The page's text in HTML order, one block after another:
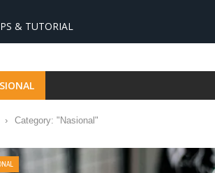
& TUTORIAL
› Category: "Nasional"